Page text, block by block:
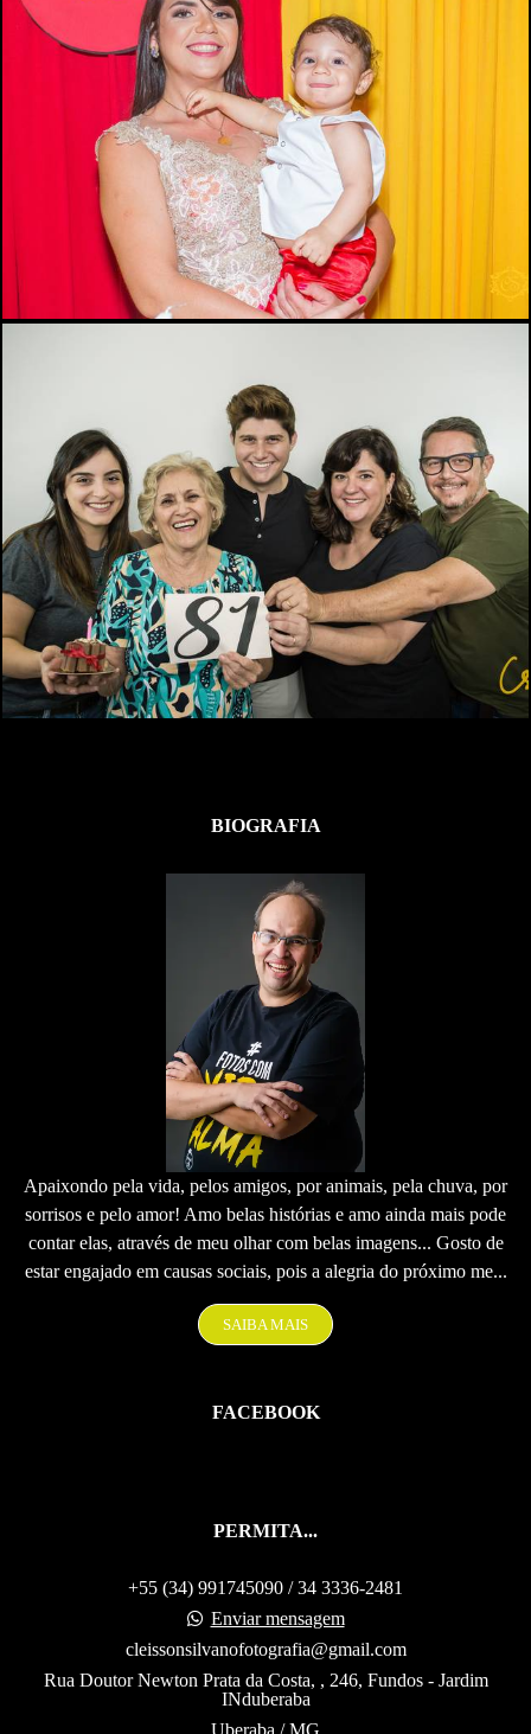
2002 4
851 0
BIOGRAFIA
Apaixondo pela vida, pelos amigos, por animais, pela chuva, por
sorrisos e pelo amor! Amo belas histórias e amo ainda mais pode
contar elas, através de meu olhar com belas imagens... Gosto de
estar engajado em causas sociais, pois a alegria do próximo me...
SAIBA MAIS
FACEBOOK
PERMITA...
+55 (34) 991745090 / 34 3336-2481
Enviar mensagem
cleissonsilvanofotografia@gmail.com
Rua Doutor Newton Prata da Costa, , 246, Fundos - Jardim
INduberaba
Uberaba / MG